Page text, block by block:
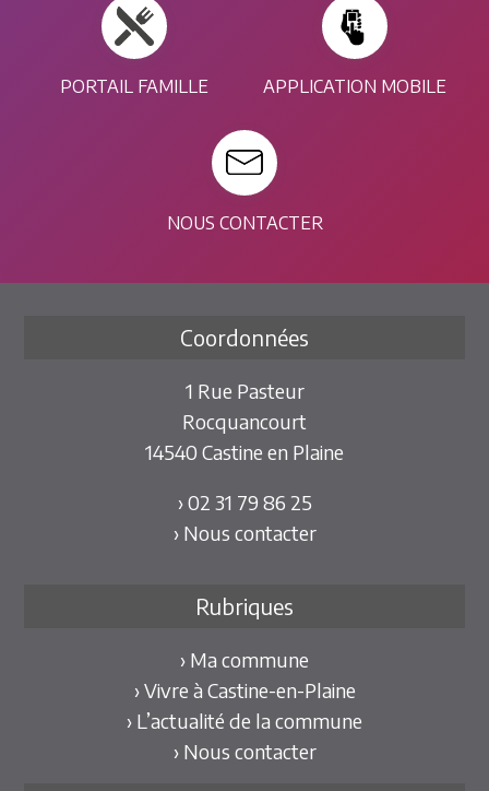
PORTAIL FAMILLE APPLICATION MOBILE
NOUS CONTACTER
Coordonnées
1 Rue Pasteur
Rocquancourt
14540 Castine en Plaine
› 02 31 79 86 25
› Nous contacter
Rubriques
› Ma commune
› Vivre à Castine-en-Plaine
› L’actualité de la commune
› Nous contacter